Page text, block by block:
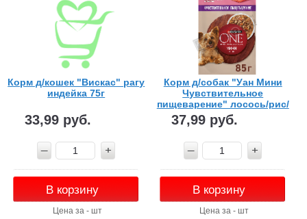
Корм д/кошек "Вискас" рагу
индейка 75г
33,99 руб.
В корзину
Цена за - шт
Корм д/собак "Уан Мини
Чувствительное
пищеварение" лосось/рис/
морковь в подливе 85г
37,99 руб.
В корзину
Цена за - шт